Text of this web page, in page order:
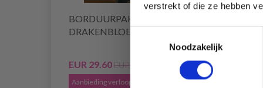
verstrekt of die ze hebben
Toestemmingsselectie
Noodzakelijk
BORDUURPAKKET
DRAKENBLOEM 40 X 80 CM
EUR 29.60EUR 36.99
Aanbieding verloopt 12/08/2026